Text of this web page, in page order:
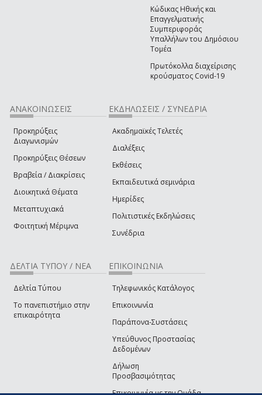
Κώδικας Ηθικής και
Επαγγελματικής
Συμπεριφοράς
Υπαλλήλων του Δημόσιου
Τομέα
Πρωτόκολλα διαχείρισης
κρούσματος Covid-19
ΑΝΑΚΟΙΝΩΣΕΙΣ
Προκηρύξεις
Διαγωνισμών
Προκηρύξεις Θέσεων
Βραβεία / Διακρίσεις
Διοικητικά Θέματα
Μεταπτυχιακά
Φοιτητική Μέριμνα
ΕΚΔΗΛΩΣΕΙΣ / ΣΥΝΕΔΡΙΑ
Ακαδημαϊκές Τελετές
Διαλέξεις
Εκθέσεις
Εκπαιδευτικά σεμινάρια
Ημερίδες
Πολιτιστικές Εκδηλώσεις
Συνέδρια
ΔΕΛΤΙΑ ΤΥΠΟΥ / ΝΕΑ
Δελτία Τύπου
Το πανεπιστήμιο στην
επικαιρότητα
ΕΠΙΚΟΙΝΩΝΙΑ
Τηλεφωνικός Κατάλογος
Επικοινωνία
Παράπονα-Συστάσεις
Υπεύθυνος Προστασίας
Δεδομένων
Δήλωση
Προσβασιμότητας